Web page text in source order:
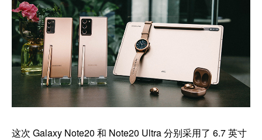
这次 Galaxy Note20 和 Note20 Ultra 分别采用了 6.7 英寸